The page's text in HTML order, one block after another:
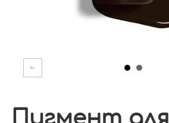
Пигмент для